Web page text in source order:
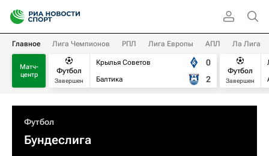
Главное Лига Чемпионов РПЛ Лига Европы АПЛ Ла Лига
Матч-
центр
Футбол
Завершен
Крылья Советов
Балтика
0
2
Футбол
Завершен
Футбол
Бундеслига